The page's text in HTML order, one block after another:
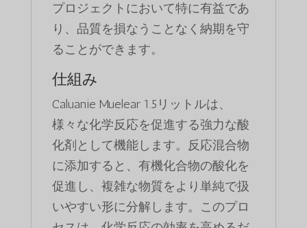
プロジェクトにおいて特に有益であ
り、品質を損なうことなく納期を守
ることができます。
仕組み
Caluanie Muelear 1.5リットルは、
様々な化学反応を促進する強力な酸
化剤として機能します。反応混合物
に添加すると、有機化合物の酸化を
促進し、複雑な物質をより単純で扱
いやすい形に分解します。このプロ